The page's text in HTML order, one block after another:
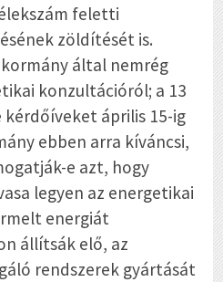
feletti
zöldítését is.
által nemrég
konzultációról; a 13
április 15-ig
ebben arra kíváncsi,
e azt, hogy
legyen az energetikai
energiát
állítsák elő, az
rendszerek gyártását